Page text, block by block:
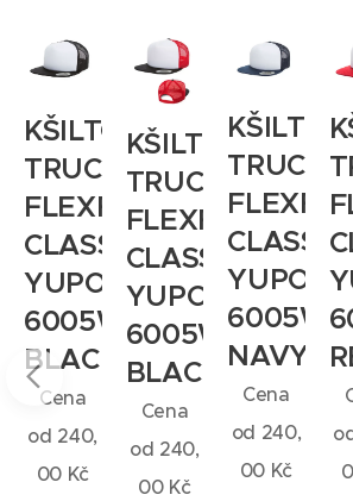
KŠILTOVKA
TRUCKER
FLEXFIT
CLASSIC
YUPOONG
6005WF
BLACK/WHITE/BLACK
Cena
od 240,
00Kč
KŠILTOVKA
TRUCKER
FLEXFIT
CLASSIC
YUPOONG
6005WF
BLACK/WHITE/
Cena
od 240,
00Kč
FLEXFIT
CLASSIC
6005WF
NAVY/
Cena
od 240,
00 Kč